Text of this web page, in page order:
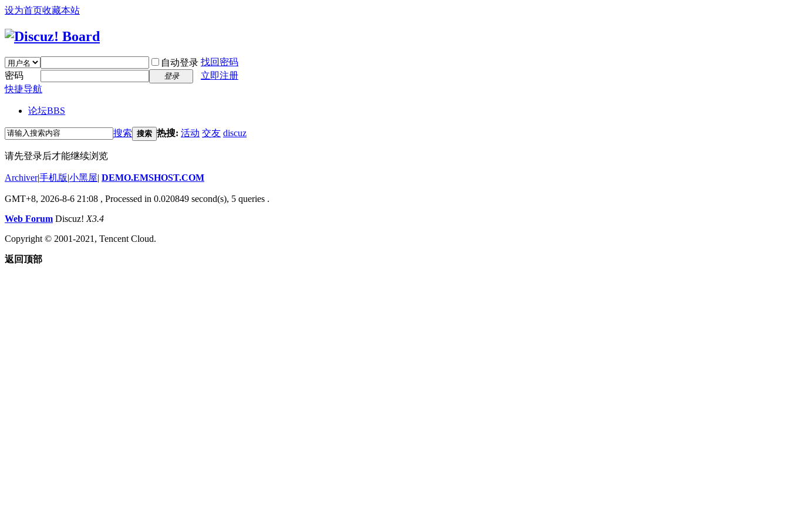
设为首页收藏本站
自动登录 找回密码
密码
登录
立即注册
快捷导航
论坛BBS
搜索 搜索 热搜: 活动 交友 discuz
请先登录后才能继续浏览
Archiver|手机版|小黑屋| DEMO.EMSHOST.COM
GMT+8, 2026-8-6 21:08 , Processed in 0.020849 second(s), 5 queries .
Web Forum Discuz! X3.4
Copyright © 2001-2021, Tencent Cloud.
返回顶部